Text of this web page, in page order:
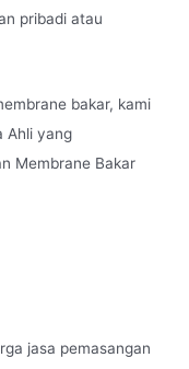
pribadi atau
bakar, kami
Ahli yang
Membrane Bakar
jasa pemasangan